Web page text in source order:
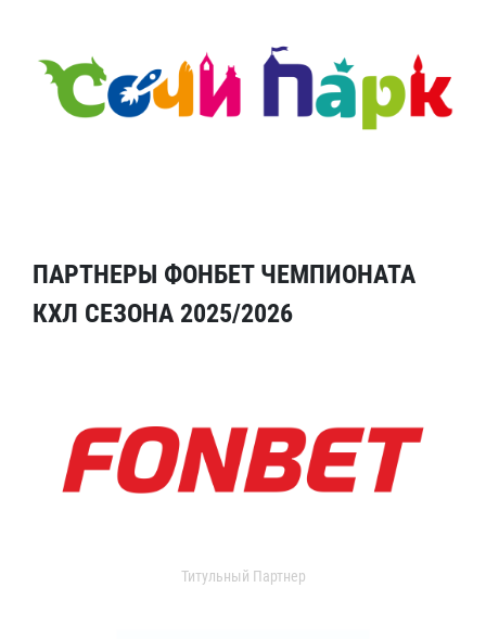
ПАРТНЕРЫ ФОНБЕТ ЧЕМПИОНАТА
КХЛ СЕЗОНА 2025/2026
Титульный Партнер